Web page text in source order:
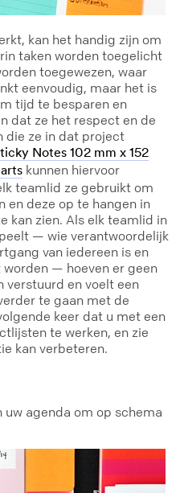
kan het handig zijn om
taken worden toegelicht
toegewezen, waar
eenvoudig, maar het is
tijd te besparen en
dat ze het respect en de
die ze in dat project
Notes 102 mm x 152
kunnen hiervoor
teamlid ze gebruikt om
en deze op te hangen in
kan zien. Als elk teamlid in
— wie verantwoordelijk
van iedereen is en
— hoeven er geen
verstuurd en voelt een
te gaan met de
keer dat u met een
te werken, en zie
kan verbeteren.
agenda om op schema